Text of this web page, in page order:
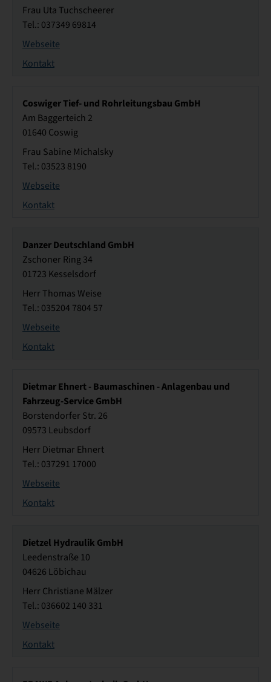
Frau Uta Tuchscheerer
Tel.: 037349 69814
Webseite
Kontakt
Coswiger Tief- und Rohrleitungsbau GmbH
Am Baggerteich 2
01640 Coswig
Frau Sabine Michalsky
Tel.: 03523 8190
Webseite
Kontakt
Danzer Deutschland GmbH
Zschoner Ring 34
01723 Kesselsdorf
Herr Thomas Weise
Tel.: 035204 7804 57
Webseite
Kontakt
Dietmar Ehnert - Baumaschinen - Anlagenbau und
Fahrzeug-Service GmbH
Borstendorfer Str. 26
09573 Leubsdorf
Herr Dietmar Ehnert
Tel.: 037291 17000
Webseite
Kontakt
Dietzel Hydraulik GmbH
Leedenstraße 10
04626 Löbichau
Herr Christiane Mälzer
Tel.: 036602 140 331
Webseite
Kontakt